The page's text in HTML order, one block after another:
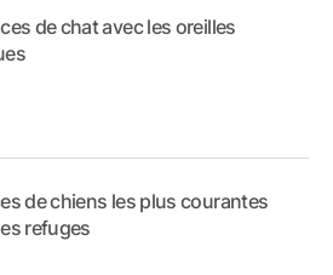
de chat avec les oreilles
de chiens les plus courantes
refuges